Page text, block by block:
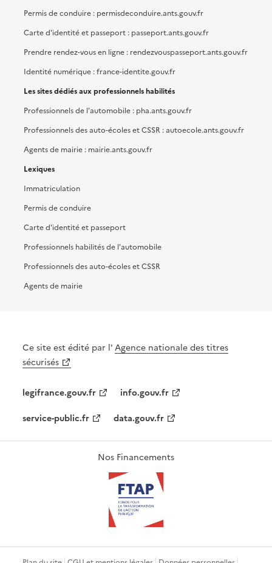
Permis de conduire : permisdeconduire.ants.gouv.fr
Carte d'identité et passeport : passeport.ants.gouv.fr
Prendre rendez-vous en ligne : rendezvouspasseport.ants.gouv.fr
Identité numérique : france-identite.gouv.fr
Les sites dédiés aux professionnels habilités
Professionnels de l'automobile : pha.ants.gouv.fr
Professionnels des auto-écoles et CSSR : autoecole.ants.gouv.fr
Agents de mairie : mairie.ants.gouv.fr
Lexiques
Immatriculation
Permis de conduire
Carte d'identité et passeport
Professionnels habilités de l'automobile
Professionnels des auto-écoles et CSSR
Agents de mairie
Ce site est édité par l'Agence nationale des titres
sécurisés
legifrance.gouv.fr
info.gouv.fr
service-public.fr
data.gouv.fr
Nos Financements